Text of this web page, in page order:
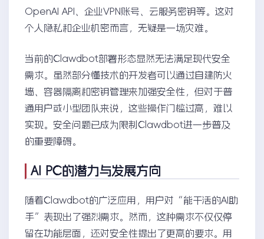
OpenAI API、企业VPN账号、云服务密钥等。这对
个人隐私和企业机密而言，无疑是一场灾难。
当前的Clawdbot部署形态显然无法满足现代安全
需求。虽然部分懂技术的开发者可以通过自建防火
墙、容器隔离和密钥管理来加强安全性，但对于普
通用户或小型团队来说，这些操作门槛过高，难以
实现。安全问题已成为限制Clawdbot进一步普及
的重要障碍。
AI PC的潜力与发展方向
随着Clawdbot的广泛应用，用户对“能干活的AI助
手”表现出了强烈需求。然而，这种需求不仅仅停
留在功能层面，还对安全性提出了更高的要求。用